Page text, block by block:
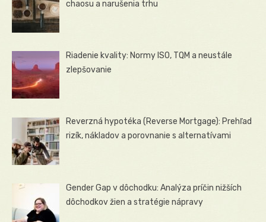
chaosu a narušenia trhu
Riadenie kvality: Normy ISO, TQM a neustále
zlepšovanie
Reverzná hypotéka (Reverse Mortgage): Prehľad
rizík, nákladov a porovnanie s alternatívami
Gender Gap v dôchodku: Analýza príčin nižších
dôchodkov žien a stratégie nápravy